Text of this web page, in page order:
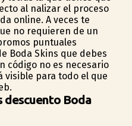
al finalizar el proceso
online. A veces te
no requieren de un
puntuales
Boda Skins que debes
código no es necesario
visible para todo el que
descuento Boda